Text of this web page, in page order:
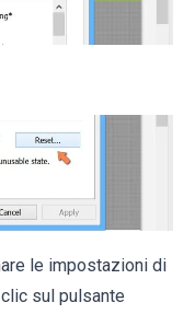
le impostazioni di
sul pulsante